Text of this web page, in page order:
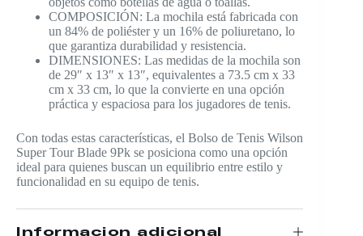
COMPOSICIÓN: La mochila está fabricada con
un 84% de poliéster y un 16% de poliuretano, lo
que garantiza durabilidad y resistencia.
DIMENSIONES: Las medidas de la mochila son
de 29″ x 13″ x 13″, equivalentes a 73.5 cm x 33
cm x 33 cm, lo que la convierte en una opción
práctica y espaciosa para los jugadores de tenis.
Con todas estas características, el Bolso de Tenis Wilson
Super Tour Blade 9Pk se posiciona como una opción
ideal para quienes buscan un equilibrio entre estilo y
funcionalidad en su equipo de tenis.
Información adicional